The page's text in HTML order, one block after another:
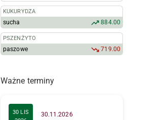
KUKURYDZA
sucha 884.00
PSZENŻYTO
paszowe 719.00
Ważne terminy
30 LIS
30.11.2026